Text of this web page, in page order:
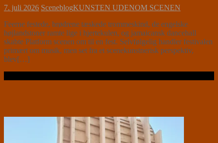
7. juli 2026 SceneblogKUNSTEN UDENOM SCENEN
Feerne festede, brødrene tæskede trommeskind, de engelske
højlandstoner ramte lige i hjertekulen, og jamaicansk dancehall
skabte Platform scenen om til en fest. Selvfølgelig handler festivalen
primært om musik, men set fra et scenekunstnerisk perspektiv,
blev[…]